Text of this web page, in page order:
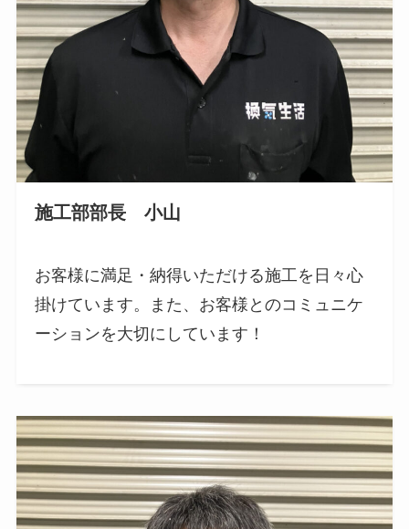
施工部部長 小山
お客様に満足・納得いただける施工を日々心
掛けています。また、お客様とのコミュニケ
ーションを大切にしています！